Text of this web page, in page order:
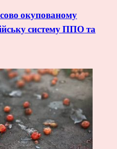
окупованому
систему ППО та